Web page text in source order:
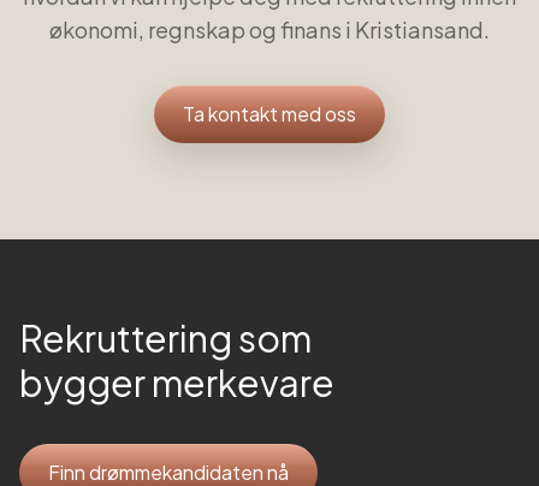
økonomi, regnskap og finans i Kristiansand.
Ta kontakt med oss
Rekruttering som
bygger merkevare
Finn drømmekandidaten nå